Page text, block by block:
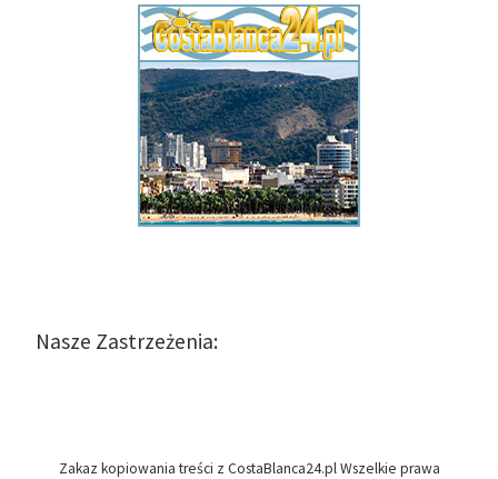
Nasze Zastrzeżenia:
Zakaz kopiowania treści z CostaBlanca24.pl Wszelkie prawa